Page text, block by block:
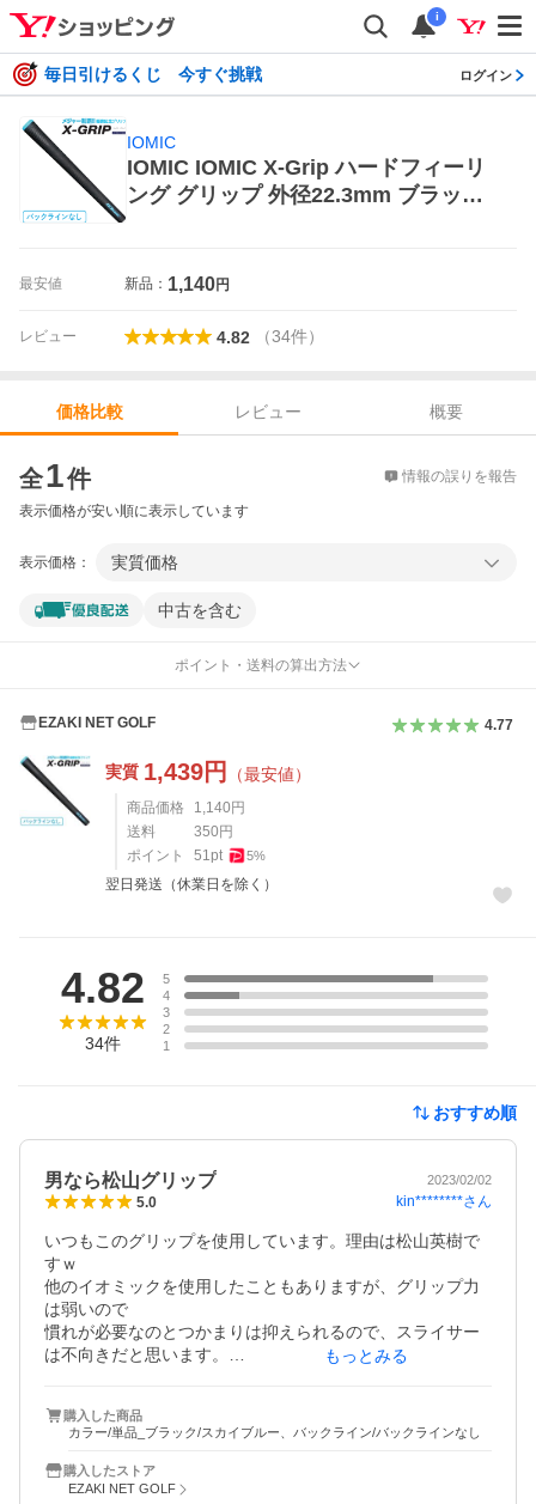
i
毎日引けるくじ 今すぐ挑戦 ログイン
IOMIC
IOMIC IOMIC X-Grip ハードフィーリ
ング グリップ 外径22.3mm ブラック
最安値 新品： 1,140円
レビュー 4.82 （34件）
価格比較 レビュー
概要
全1件 情報の誤りを報告
表示価格が安い順に表示しています
表示価格： 実質価格
中古を含む
ポイント・送料の算出方法
EZAKI NET GOLF 4.77
実質 1,439円 （最安値）
商品価格 1,140 円
送料
350 円
ポイント
51pt 5%
翌日発送（休業日を除く）
4.82
34件
5
4
3
2
1
おすすめ順
男なら松山グリップ 2023/02/02
5.0 kin********さん
いつもこのグリップを使用しています。理由は松山英樹で
すｗ
他のイオミックを使用したこともありますが、グリップ力
は弱いので
慣れが必要なのとつかまりは抑えられるので、スライサー
は不向きだと思います。
他のグリップを薦めますが、松山英樹ファンならこのグリ
ップではないとｗ
僕もドライバーがつかまらないクラブの場合は別のグリッ
プにしていた時期もありましたが
もっとみる
購入した商品
カラー/単品_ブラック/スカイブルー、バックライン/バックラインなし
購入したストア
EZAKI NET GOLF